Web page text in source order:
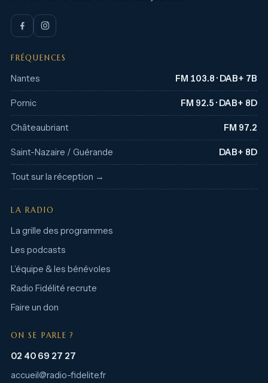
FRÉQUENCES
Nantes FM 103.8 · DAB+ 7B
Pornic FM 92.5 · DAB+ 8D
Châteaubriant FM 97.2
Saint-Nazaire / Guérande DAB+ 8D
Tout sur la réception →
LA RADIO
La grille des programmes
Les podcasts
L’équipe & les bénévoles
Radio Fidélité recrute
Faire un don
ON SE PARLE ?
02 40 69 27 27
accueil@radio-fidelite.fr